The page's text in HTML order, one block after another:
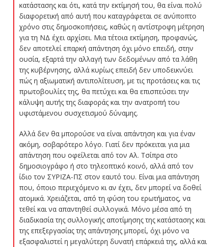
κατάστασης και ότι, κατά την εκτίμησή του, θα είναι πολύ
διαφορετική από αυτή που καταγράφεται σε ανύποπτο
χρόνο στις δημοσκοπήσεις, καθώς η αντίστροφη μέτρηση
για τη ΝΔ έχει αρχίσει. Μια τέτοια εκτίμηση, προφανώς,
δεν αποτελεί επαρκή απάντηση όχι μόνο επειδή, στην
ουσία, εξαρτά την αλλαγή των δεδομένων από τα λάθη
της κυβέρνησης, αλλά κυρίως επειδή δεν υποδεικνύει
πώς η αξιωματική αντιπολίτευση, με τις προτάσεις και τις
πρωτοβουλίες της, θα πετύχει και θα επισπεύσει την
κάλυψη αυτής της διαφοράς και την ανατροπή του
υφιστάμενου συσχετισμού δύναμης.
Αλλά δεν θα μπορούσε να είναι απάντηση και για έναν
ακόμη, σοβαρότερο λόγο. Γιατί δεν πρόκειται για μια
απάντηση που οφείλεται από τον Αλ. Τσίπρα στο
δημοσιογράφο ή στο τηλεοπτικό κοινό, αλλά από τον
ίδιο τον ΣΥΡΙΖΑ-ΠΣ στον εαυτό του. Είναι μια απάντηση
που, όποιο περιεχόμενο κι αν έχει, δεν μπορεί να δοθεί
ατομικά. Χρειάζεται, από τη φύση του ερωτήματος, να
τεθεί και να απαντηθεί συλλογικά. Μόνο μέσα από τη
διαδικασία της συλλογικής αποτίμησης της κατάστασης και
της επεξεργασίας της απάντησης μπορεί, όχι μόνο να
εξασφαλιστεί η μεγαλύτερη δυνατή επάρκειά της, αλλά και